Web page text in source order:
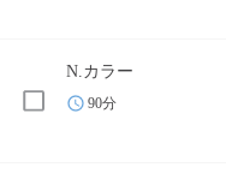
N.カラー
90分